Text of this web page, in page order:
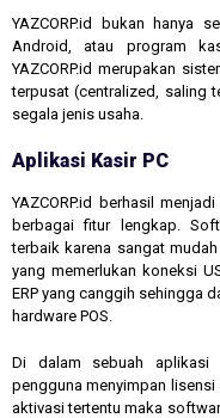
YAZCORP.id bukan hanya
Android, atau program
YAZCORP.id merupakan
terpusat (centralized, saling
segala jenis usaha.
Aplikasi Kasir PC
YAZCORP.id berhasil
berbagai fitur lengkap.
terbaik karena sangat
yang memerlukan koneksi
ERP yang canggih sehingga
hardware POS.
Di dalam sebuah aplikasi
pengguna menyimpan
aktivasi tertentu maka